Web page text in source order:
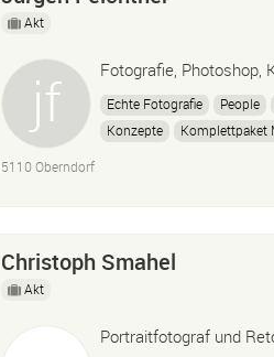
Akt
Fotografie, Photoshop,
Echte Fotografie People
Konzepte
Komplettpaket
5110 Oberndorf
Christoph Smahel
Akt
Portraitfotograf und